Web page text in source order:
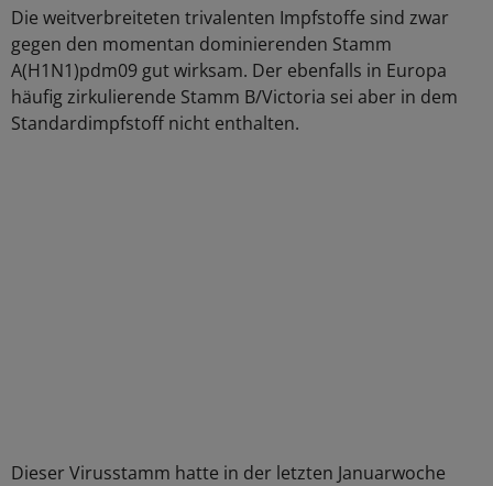
Die weitverbreiteten trivalenten Impfstoffe sind zwar
gegen den momentan dominierenden Stamm
A(H1N1)pdm09 gut wirksam. Der ebenfalls in Europa
häufig zirkulierende Stamm B/Victoria sei aber in dem
Standardimpfstoff nicht enthalten.
Dieser Virusstamm hatte in der letzten Januarwoche